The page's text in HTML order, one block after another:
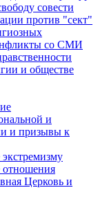
совести
против "сект"
со СМИ
и обществе
и
и призывы к
Церковь и